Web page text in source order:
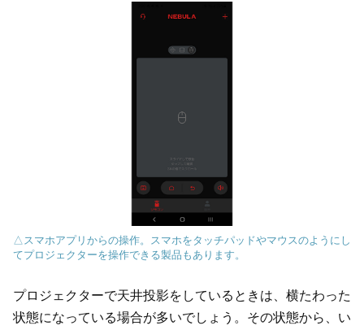
△スマホアプリからの操作。スマホをタッチパッドやマウスのようにし
てプロジェクターを操作できる製品もあります。
プロジェクターで天井投影をしているときは、横たわった
状態になっている場合が多いでしょう。その状態から、い